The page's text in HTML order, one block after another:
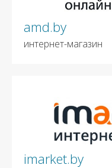
amd.by
интернет-магазин
imarket.by